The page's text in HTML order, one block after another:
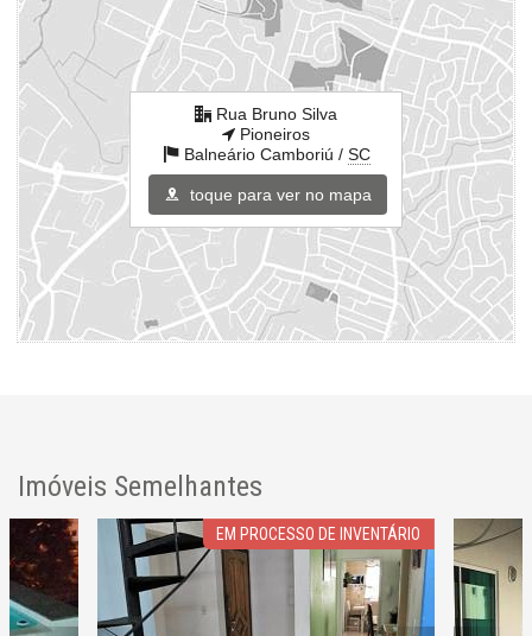
Rua Bruno Silva
Pioneiros
Balneário Camboriú / SC
toque para ver no mapa
Imóveis Semelhantes
EM PROCESSO DE INVENTÁRIO